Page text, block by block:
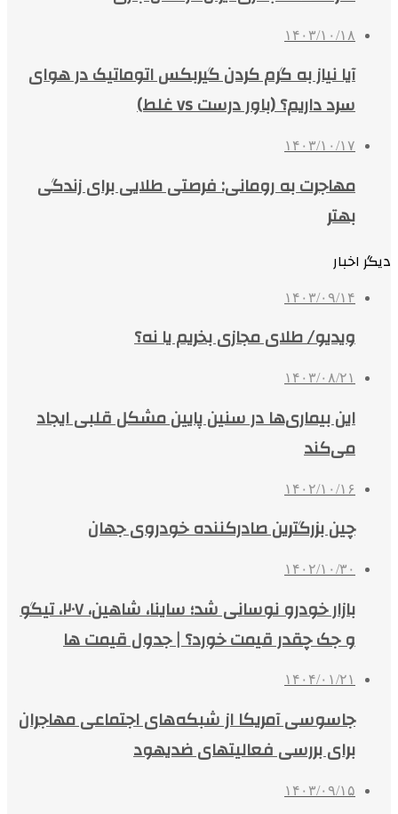
۱۴۰۳/۱۰/۱۸
آیا نیاز به گرم کردن گیربکس اتوماتیک در هوای
سرد داریم؟ (باور درست vs غلط)
۱۴۰۳/۱۰/۱۷
مهاجرت به رومانی: فرصتی طلایی برای زندگی
بهتر
دیگر اخبار
۱۴۰۳/۰۹/۱۴
ویدیو/ طلای مجازی بخریم یا نه؟
۱۴۰۳/۰۸/۲۱
این بیماری‌ها در سنین پایین مشکل قلبی ایجاد
می‌کند
۱۴۰۲/۱۰/۱۶
چین بزرگترین صادرکننده خودروی جهان
۱۴۰۲/۱۰/۳۰
بازار خودرو نوسانی شد؛ ساینا، شاهین، ۲۰۷، تیگو
و جک چقدر قیمت خورد؟ | جدول قیمت ها
۱۴۰۴/۰۱/۲۱
جاسوسی آمریکا از شبکه‌های اجتماعی مهاجران
برای بررسی فعالیتهای ضدیهود
۱۴۰۳/۰۹/۱۵